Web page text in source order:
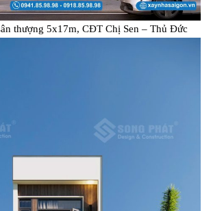
thượng 5x17m, CĐT Chị Sen – Thủ Đức